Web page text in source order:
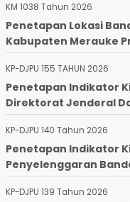
KM 1038 Tahun 2026
Penetapan Lokasi
Kabupaten Merauke
KP-DJPU 155 TAHUN 2026
Penetapan Indikator
Direktorat Jenderal
KP-DJPU 140 Tahun 2026
Penetapan Indikator
Penyelenggaran
KP-DJPU 139 Tahun 2026